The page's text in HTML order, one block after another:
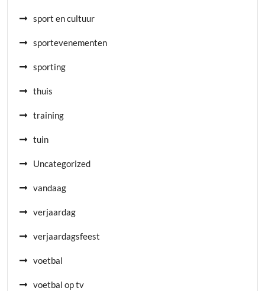
sport en cultuur
sportevenementen
sporting
thuis
training
tuin
Uncategorized
vandaag
verjaardag
verjaardagsfeest
voetbal
voetbal op tv